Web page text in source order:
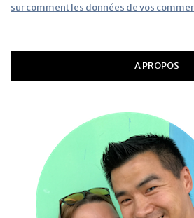
sur comment les données de vos
A PROPOS